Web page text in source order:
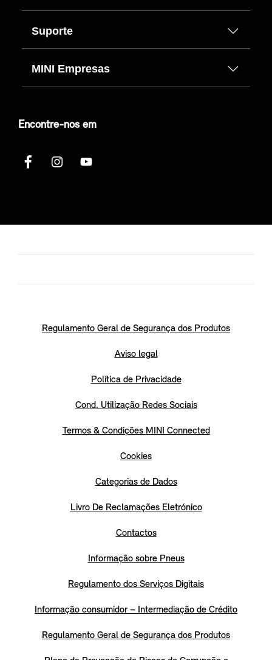
Suporte
MINI Empresas
Encontre-nos em
Regulamento Geral de Segurança dos Produtos
Aviso legal
Política de Privacidade
Cond. Utilização Redes Sociais
Termos & Condições MINI Connected
Cookies
Categorias de Dados
Livro De Reclamações Eletrónico
Contactos
Informação sobre Pneus
Regulamento dos Serviços Digitais
Informação consumidor – Intermediação de Crédito
Regulamento Geral de Segurança dos Produtos